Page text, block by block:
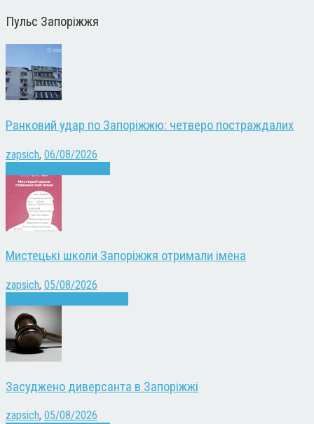
Пульс Запоріжжя
Ранковий удар по Запоріжжю: четверо постраждалих
zapsich, 06/08/2026
Мистецькі школи Запоріжжя отримали імена
zapsich, 05/08/2026
Засуджено диверсанта в Запоріжжі
zapsich, 05/08/2026